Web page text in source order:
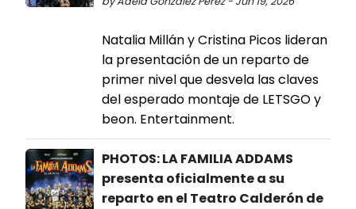
Natalia Millán y Cristina Picos lideran
la presentación de un reparto de
primer nivel que desvela las claves
del esperado montaje de LETSGO y
beon. Entertainment.
PHOTOS: LA FAMILIA ADDAMS
presenta oficialmente a su
reparto en el Teatro Calderón de